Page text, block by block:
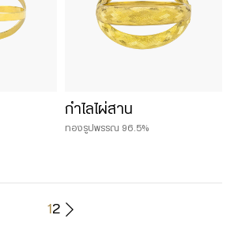
กำไลไผ่สาน
ทองรูปพรรณ 96.5%
1 2